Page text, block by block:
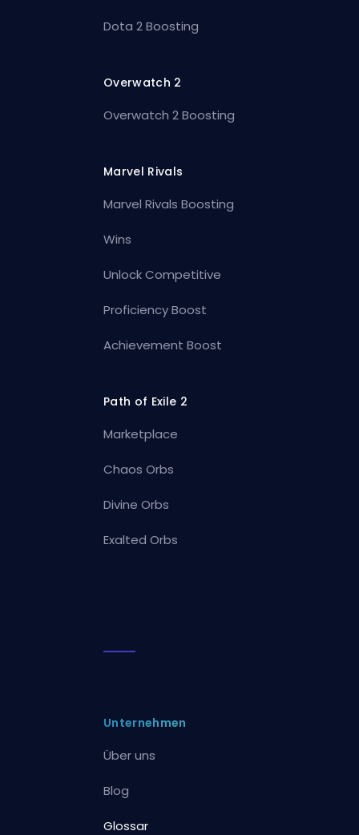
Dota 2 Boosting
Overwatch 2
Overwatch 2 Boosting
Marvel Rivals
Marvel Rivals Boosting
Wins
Unlock Competitive
Proficiency Boost
Achievement Boost
Path of Exile 2
Marketplace
Chaos Orbs
Divine Orbs
Exalted Orbs
Unternehmen
Über uns
Blog
Glossar